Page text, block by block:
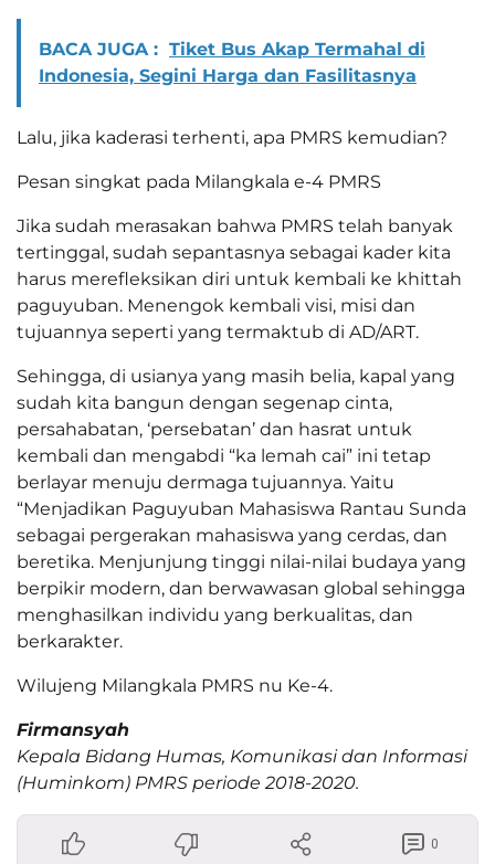
BACA JUGA : Tiket Bus Akap Termahal di
Indonesia, Segini Harga dan Fasilitasnya
Lalu, jika kaderasi terhenti, apa PMRS kemudian?
Pesan singkat pada Milangkala e-4 PMRS
Jika sudah merasakan bahwa PMRS telah banyak
tertinggal, sudah sepantasnya sebagai kader kita
harus merefleksikan diri untuk kembali ke khittah
paguyuban. Menengok kembali visi, misi dan
tujuannya seperti yang termaktub di AD/ART.
Sehingga, di usianya yang masih belia, kapal yang
sudah kita bangun dengan segenap cinta,
persahabatan, ‘persebatan’ dan hasrat untuk
kembali dan mengabdi “ka lemah cai” ini tetap
berlayar menuju dermaga tujuannya. Yaitu
“Menjadikan Paguyuban Mahasiswa Rantau Sunda
sebagai pergerakan mahasiswa yang cerdas, dan
beretika. Menjunjung tinggi nilai-nilai budaya yang
berpikir modern, dan berwawasan global sehingga
menghasilkan individu yang berkualitas, dan
berkarakter.
Wilujeng Milangkala PMRS nu Ke-4.
Firmansyah
Kepala Bidang Humas, Komunikasi dan Informasi
(Huminkom) PMRS periode 2018-2020.
0